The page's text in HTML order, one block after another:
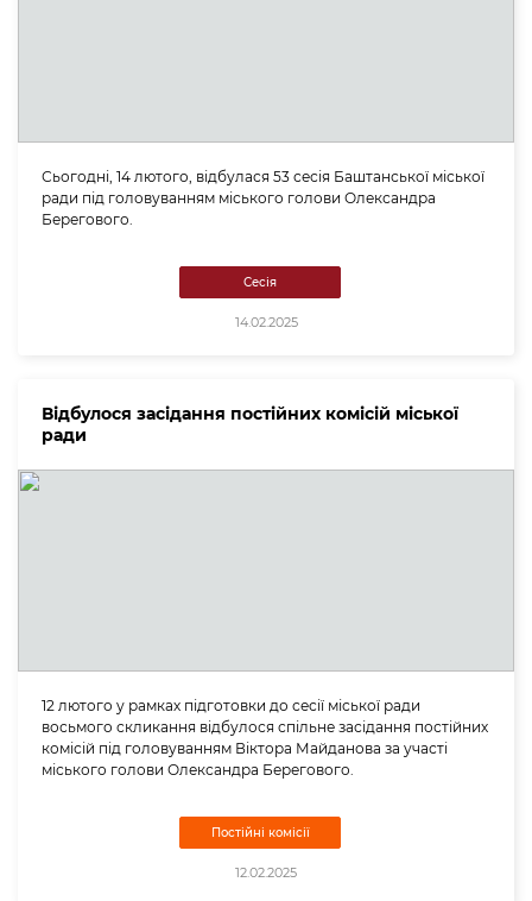
Сьогодні, 14 лютого, відбулася 53 сесія Баштанської міської
ради під головуванням міського голови Олександра
Берегового.
Сесія
14.02.2025
Відбулося засідання постійних комісій міської
ради
12 лютого у рамках підготовки до сесії міської ради
восьмого скликання відбулося спільне засідання постійних
комісій під головуванням Віктора Майданова за участі
міського голови Олександра Берегового.
Постійні комісії
12.02.2025